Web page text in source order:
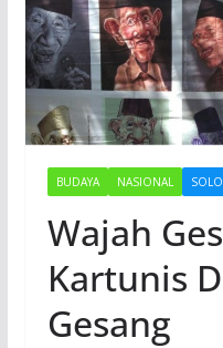
BUDAYA NASIONAL
Wajah
Kartunis
Gesang